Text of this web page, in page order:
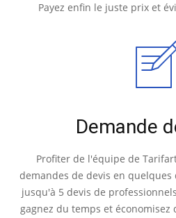
Payez enfin le juste prix et
Demande
Profiter de l'équipe de
demandes de devis en quelques
jusqu'à 5 devis de
gagnez du temps et